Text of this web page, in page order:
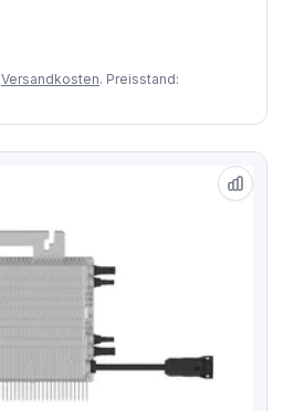
Versandkosten. Preisstand: